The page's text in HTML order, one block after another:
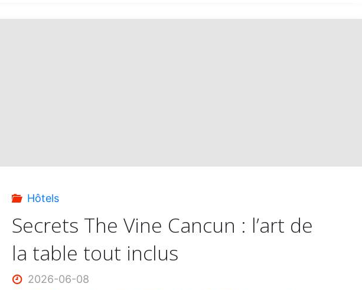
adultes
18+"
Hôtels
Secrets The Vine Cancun : l’art de
la table tout inclus
2026-06-08